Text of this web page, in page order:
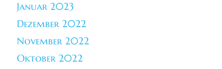
Januar 2023
Dezember 2022
November 2022
Oktober 2022